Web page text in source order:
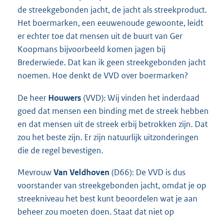
de streekgebonden jacht, de jacht als streekproduct.
Het boermarken, een eeuwenoude gewoonte, leidt
er echter toe dat mensen uit de buurt van Ger
Koopmans bijvoorbeeld komen jagen bij
Brederwiede. Dat kan ik geen streekgebonden jacht
noemen. Hoe denkt de VVD over boermarken?
De heer Houwers (VVD): Wij vinden het inderdaad
goed dat mensen een binding met de streek hebben
en dat mensen uit de streek erbij betrokken zijn. Dat
zou het beste zijn. Er zijn natuurlijk uitzonderingen
die de regel bevestigen.
MevrouwVan Veldhoven (D66): De VVD is dus
voorstander van streekgebonden jacht, omdat je op
streekniveau het best kunt beoordelen wat je aan
beheer zou moeten doen. Staat dat niet op